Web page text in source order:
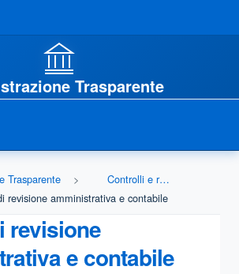
Trasparente
Trasparente
Controlli e rilievi sull'amministrazione
revisione amministrativa e contabile
revisione
e contabile